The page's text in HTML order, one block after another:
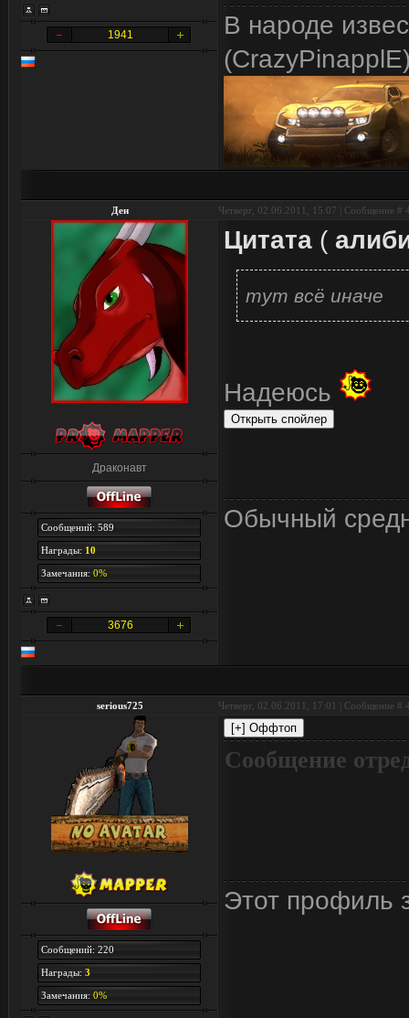
1941
В народе
Ден Четверг, 02.06.2011, 15:07 | Сообщение #
Драконавт
Сообщений: 589
Награды: 10
Замечания: 0%
3676
Цитата (
тут всё иначе
Надеюсь
Обычный
serious725 Четверг, 02.06.2011, 17:01 | Сообщение #
Сообщений: 220
Награды: 3
Замечания: 0%
Сообщение
Этот профиль